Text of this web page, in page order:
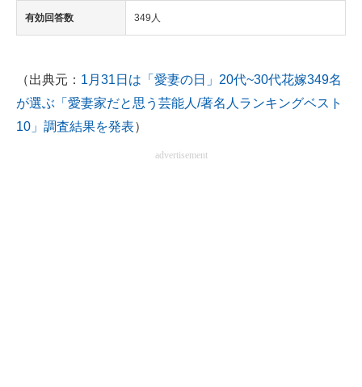
有効回答数 349人
（出典元： 1月31日は「愛妻の日」20代~30代花嫁349名
が選ぶ「愛妻家だと思う芸能人/著名人ランキングベスト
10」調査結果を発表）
advertisement